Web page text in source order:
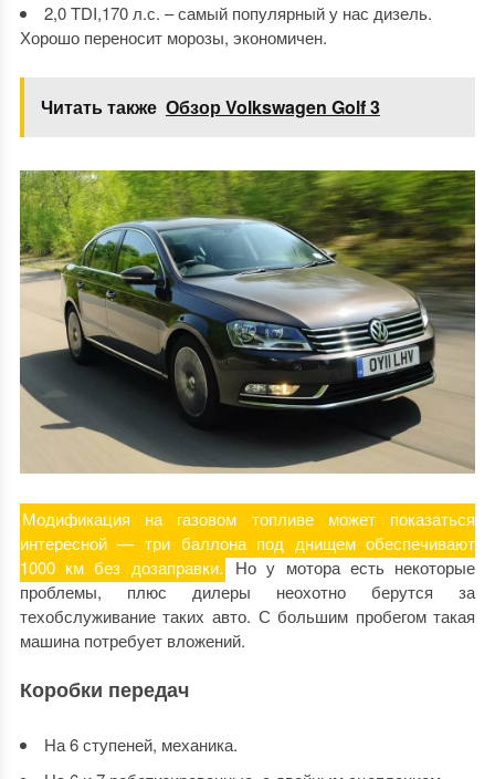
2,0 TDI,170 л.с. – самый популярный у нас дизель.
Хорошо переносит морозы, экономичен.
Читать также Обзор Volkswagen Golf 3
Модификация на газовом топливе может показаться
интересной — три баллона под днищем обеспечивают
1000 км без дозаправки.
Но у мотора есть некоторые
проблемы, плюс дилеры неохотно берутся за
техобслуживание таких авто. С большим пробегом такая
машина потребует вложений.
Коробки передач
На 6 ступеней, механика.